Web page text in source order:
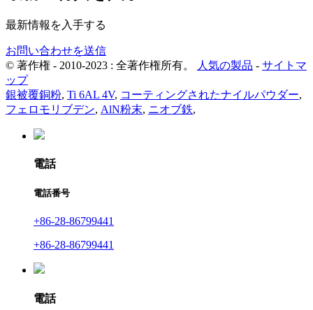
最新情報を入手する
お問い合わせを送信
© 著作権 - 2010-2023 : 全著作権所有。
人気の製品 - サイトマ
ップ
銀被覆銅粉, Ti 6AL 4V, コーティングされたナイルパウダー,
フェロモリブデン, AlN粉末, ニオブ鉄,
電話
電話番号
+86-28-86799441
+86-28-86799441
電話